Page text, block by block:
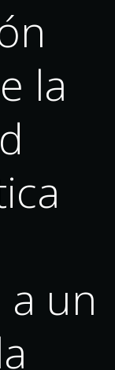
la
un